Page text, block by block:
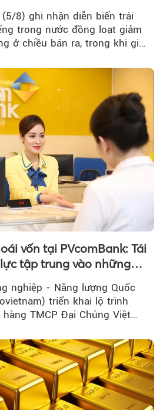
8) ghi nhận diễn biến trái
trong nước đồng loạt giảm
ở chiều bán ra, trong khi giá
vốn tại PVcomBank: Tái
tập trung vào những
nghiệp - Năng lượng Quốc
triển khai lộ trình
TMCP Đại Chúng Việt